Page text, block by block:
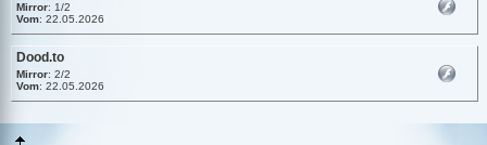
Mirror: 1/2
Vom: 22.05.2026
Dood.to
Mirror: 2/2
Vom: 22.05.2026